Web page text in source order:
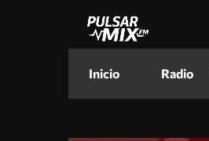
Inicio Radio